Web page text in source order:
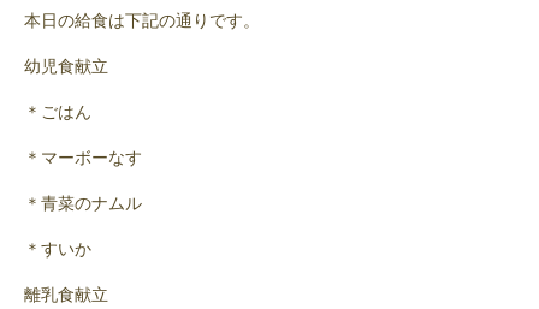
本日の給食は下記の通りです。
幼児食献立
＊ごはん
＊マーボーなす
＊青菜のナムル
＊すいか
離乳食献立